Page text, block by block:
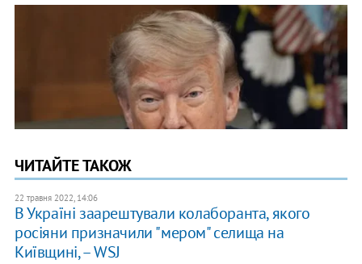
ЧИТАЙТЕ ТАКОЖ
22 травня 2022, 14:06
В Україні заарештували колаборанта, якого
росіяни призначили "мером" селища на
Київщині, – WSJ